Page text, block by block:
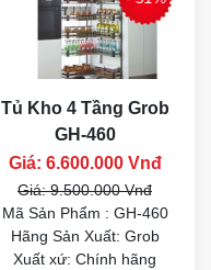
Tủ Kho 4 Tầng Grob
GH-460
Giá: 6.600.000 Vnđ
Giá: 9.500.000 Vnđ
Mã Sản Phẩm : GH-460
Hãng Sản Xuất: Grob
Xuất xứ: Chính hãng